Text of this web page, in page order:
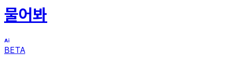
물어봐
BETA